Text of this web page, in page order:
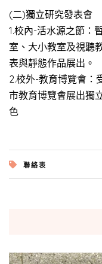
(二)獨立研究發表會
1.校內-活水源之節：
室、大小教室及視聽
表與靜態作品展出。
2.校外-教育博覽會：
市教育博覽會展出獨
色
聯絡表